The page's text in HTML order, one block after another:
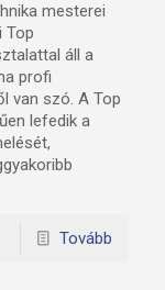
mesterei
Top
áll a
profi
van szó. A Top
lefedik a
Tovább